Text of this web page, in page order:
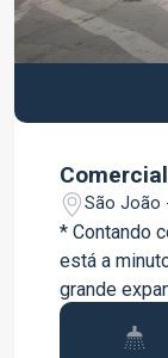
São João
* Contando
está a
grande
da Paróquia